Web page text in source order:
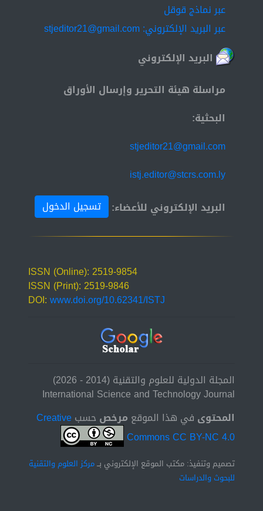
عبر نماذج قوقل
عبر البريد الإلكتروني: stjeditor21@gmail.com
البريد الإلكتروني
مراسلة هيئة التحرير وإرسال الأوراق
البحثية:
stjeditor21@gmail.com
istj.editor@stcrs.com.ly
البريد الإلكتروني للأعضاء:
تسجيل الدخول
ISSN (Online): 2519-9854
ISSN (Print): 2519-9846
DOI:www.doi.org/10.62341/ISTJ
المجلة الدولية للعلوم والتقنية (2014 - 2026)
International Science and Technology Journal
المحتوى في هذا الموقع مرخصحسبCreative
Commons CC BY-NC 4.0
تصميم وتنفيذ: مكتب الموقع الإلكتروني بــمركز العلوم والتقنية
للبحوث والدراسات